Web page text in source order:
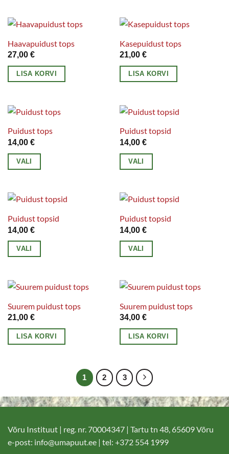
tootelehel.
on
mitu
varianti.
Valikuid
saab
tootelehel.
Haavapuidust tops
27,00 €
LISA KORVI
Kasepuidust tops
21,00 €
LISA KORVI
Puidust tops
14,00 €
VALI
on
mitu
varianti.
Valikuid
saab
tootelehel.
Puidust topsid
14,00 €
VALI
on
mitu
varianti.
Valikuid
saab
tootelehel.
Puidust topsid
14,00 €
VALI
on
mitu
varianti.
Valikuid
saab
Puidust topsid
14,00 €
VALI
on
mitu
varianti.
Valikuid
saab
Suurem puidust tops
21,00 €
LISA KORVI
Suurem puidust tops
34,00 €
LISA KORVI
1 2 3
Võru Instituut | reg. nr. 70004347 | Tartu tn 48, 65609 Võru
e-post: info@umapuut.ee | tel: +372 554 1999